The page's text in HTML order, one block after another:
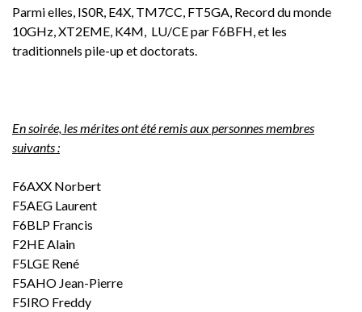
Parmi elles, IS0R, E4X, TM7CC, FT5GA, Record du monde
10GHz, XT2EME, K4M, LU/CE par F6BFH, et les
traditionnels pile-up et doctorats.
En soirée, les mérites ont été remis aux personnes membres
suivants :
F6AXX Norbert
F5AEG Laurent
F6BLP Francis
F2HE Alain
F5LGE René
F5AHO Jean-Pierre
F5IRO Freddy